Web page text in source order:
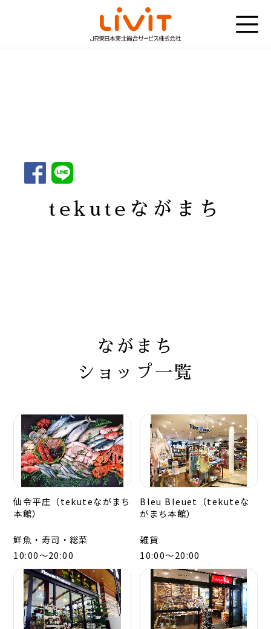
tekuteながまち
ながまち
ショップ一覧
仙令平庄（tekuteながまち
本館）
鮮魚・寿司・総菜
10:00～20:00
Bleu Bleuet（tekuteな
がまち本館）
雑貨
10:00～20:00